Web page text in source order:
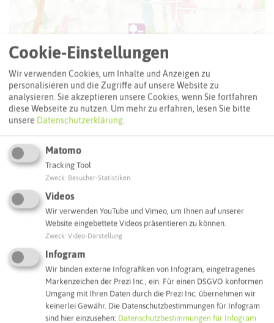
Adresse:
Herzlich Restaurant
An der Mollbecke 2
45659 Recklinghausen
Webseite
Cookie-Einstellungen
Wir verwenden Cookies, um Inhalte und Anzeigen zu
personalisieren und die Zugriffe auf unsere Website zu
analysieren. Sie akzeptieren unsere Cookies, wenn Sie fortfahren
diese Webseite zu nutzen. Um mehr zu erfahren, lesen Sie bitte
unsere Datenschutzerklärung.
Matomo
Tracking Tool
Zweck Besucher-Statistiken
Videos
Wir verwenden YouTube und Vimeo, um Ihnen auf unserer
Website eingebettete Videos präsentieren zu können.
Zweck Video-Darstellung
Infogram
Wir binden externe Infografiken von Infogram, eingetragenes
Markenzeichen der Prezi Inc., ein. Für einen DSGVO konformen
Umgang mit Ihren Daten durch die Prezi Inc. übernehmen wir
keinerlei Gewähr. Die Datenschutzbestimmungen für Infogram
sind hier einzusehen: Datenschutzbestimmungen für Infogram